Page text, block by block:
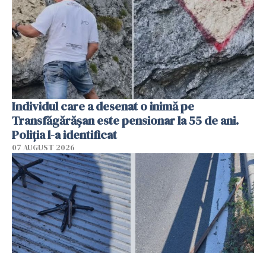
Individul care a desenat o inimă pe
Transfăgărășan este pensionar la 55 de ani.
Poliția l-a identificat
07 AUGUST 2026